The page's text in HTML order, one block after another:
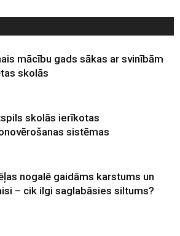
mācību gads sākas ar svinībām
skolās
skolās ierīkotas
sistēmas
nogalē gaidāms karstums un
– cik ilgi saglabāsies siltums?